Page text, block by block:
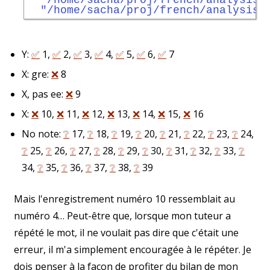
"/home/sacha/proj/french/
Y: ✅ 1, ✅ 2, ✅ 3, ✅ 4, ✅ 5, ✅ 6, ✅ 7
X: gre: ❌8
X, pas ee: ❌9
X: ❌ 10, ❌ 11, ❌ 12, ❌ 13, ❌ 14, ❌ 15, ❌ 16
No note: ❔ 17, ❔ 18, ❔ 19, ❔ 20, ❔ 21, ❔ 22, ❔ 23, ❔ 24,
❔ 25, ❔ 26, ❔ 27, ❔ 28, ❔ 29, ❔ 30, ❔ 31, ❔ 32, ❔ 33, ❔
34, ❔ 35, ❔ 36, ❔ 37, ❔ 38, ❔ 39
Mais l'enregistrement numéro 10 ressemblait au
numéro 4… Peut-être que, lorsque mon tuteur a
répété le mot, il ne voulait pas dire que c'était une
erreur, il m'a simplement encouragée à le répéter. Je
dois penser à la façon de profiter du bilan de mon